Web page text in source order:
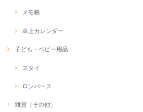
メモ帳
卓上カレンダー
子ども・ベビー用品
スタイ
ロンパース
雑貨（その他）